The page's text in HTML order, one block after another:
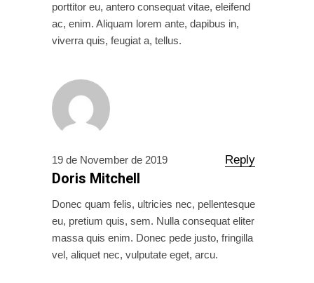
porttitor eu, antero consequat vitae, eleifend
ac, enim. Aliquam lorem ante, dapibus in,
viverra quis, feugiat a, tellus.
19 de November de 2019 Reply
Doris Mitchell
Donec quam felis, ultricies nec, pellentesque
eu, pretium quis, sem. Nulla consequat eliter
massa quis enim. Donec pede justo, fringilla
vel, aliquet nec, vulputate eget, arcu.